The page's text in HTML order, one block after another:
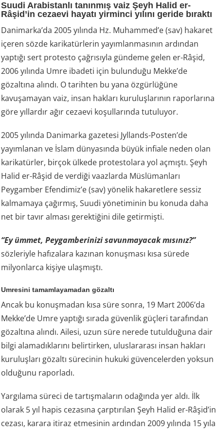
Suudi Arabistanlı tanınmış vaiz Şeyh Halid er-
Râşid’in cezaevi hayatı yirminci yılını geride bıraktı
Danimarka’da 2005 yılında Hz. Muhammed’e (sav) hakaret
içeren sözde karikatürlerin yayımlanmasının ardından
yaptığı sert protesto çağrısıyla gündeme gelen er-Râşid,
2006 yılında Umre ibadeti için bulunduğu Mekke’de
gözaltına alındı. O tarihten bu yana özgürlüğüne
kavuşamayan vaiz, insan hakları kuruluşlarının raporlarına
göre yıllardır ağır cezaevi koşullarında tutuluyor.
2005 yılında Danimarka gazetesi Jyllands-Posten’de
yayımlanan ve İslam dünyasında büyük infiale neden olan
karikatürler, birçok ülkede protestolara yol açmıştı. Şeyh
Halid er-Râşid de verdiği vaazlarda Müslümanları
Peygamber Efendimiz’e (sav) yönelik hakaretlere sessiz
kalmamaya çağırmış, Suudi yönetiminin bu konuda daha
net bir tavır alması gerektiğini dile getirmişti.
“Ey ümmet, Peygamberinizi savunmayacak mısınız?”
sözleriyle hafızalara kazınan konuşması kısa sürede
milyonlarca kişiye ulaşmıştı.
Umresini tamamlayamadan gözaltı
Ancak bu konuşmadan kısa süre sonra, 19 Mart 2006’da
Mekke’de Umre yaptığı sırada güvenlik güçleri tarafından
gözaltına alındı. Ailesi, uzun süre nerede tutulduğuna dair
bilgi alamadıklarını belirtirken, uluslararası insan hakları
kuruluşları gözaltı sürecinin hukuki güvencelerden yoksun
olduğunu raporladı.
Yargılama süreci de tartışmaların odağında yer aldı. İlk
olarak 5 yıl hapis cezasına çarptırılan Şeyh Halid er-Râşid’in
cezası, karara itiraz etmesinin ardından 2009 yılında 15 yıla